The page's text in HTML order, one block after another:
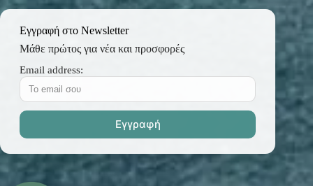
Εγγραφή στο Newsletter
Μάθε πρώτος για νέα και προσφορές
Email address: